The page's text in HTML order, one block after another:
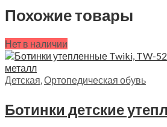
Похожие товары
Нет в наличии
Детская,Ортопедическая обувь